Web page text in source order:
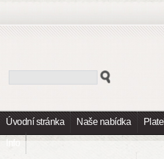
Úvodní stránka Naše nabídka
Info